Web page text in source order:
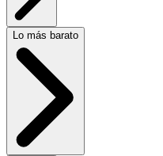
Lo más barato